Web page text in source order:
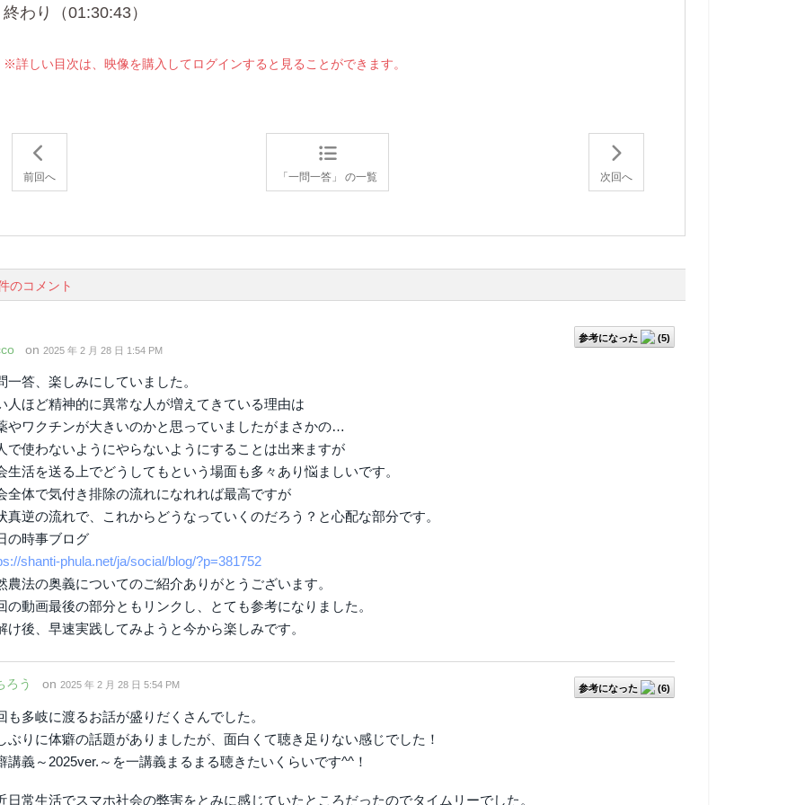
終わり（01:30:43）
※詳しい目次は、映像を購入してログインすると見ることができます。
前回へ 「一問一答」 の一覧 次回へ
のコメント
参考になった (5)
on 2025 年 2 月 28 日 1:54 PM
一答、楽しみにしていました。
人ほど精神的に異常な人が増えてきている理由は
やワクチンが大きいのかと思っていましたがまさかの…
で使わないようにやらないようにすることは出来ますが
生活を送る上でどうしてもという場面も多々あり悩ましいです。
全体で気付き排除の流れになれれば最高ですが
真逆の流れで、これからどうなっていくのだろう？と心配な部分です。
の時事ブログ
shanti-phula.net/ja/social/blog/?p=381752
農法の奥義についてのご紹介ありがとうございます。
の動画最後の部分ともリンクし、とても参考になりました。
け後、早速実践してみようと今から楽しみです。
参考になった (6)
ろう on 2025 年 2 月 28 日 5:54 PM
も多岐に渡るお話が盛りだくさんでした。
ぶりに体癖の話題がありましたが、面白くて聴き足りない感じでした！
講義～2025ver.～を一講義まるまる聴きたいくらいです^^！
日常生活でスマホ社会の弊害をとみに感じていたところだったのでタイムリーでした。